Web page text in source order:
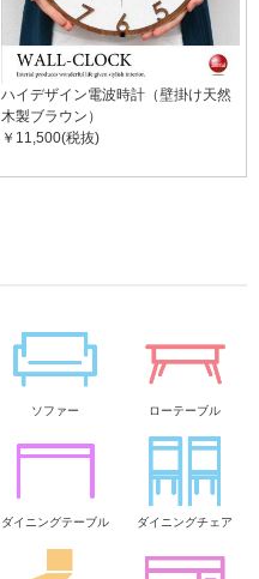
ハイデザイン電波時計（壁掛け天然
木製ブラウン）
￥11,500(税抜)
ソファー ローテーブル
ダイニングテーブル ダイニングチェア